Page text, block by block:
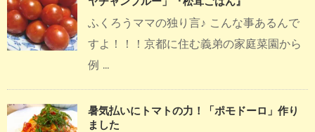
ふくろうママの独り言♪ こんな事あるんで
すよ！！！京都に住む義弟の家庭菜園から
例 ...
暑気払いにトマトの力！「ポモドーロ」作り
ました